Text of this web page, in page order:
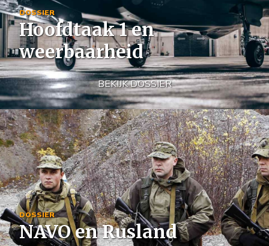
DOSSIER
Hoofdtaak 1 en
weerbaarheid
BEKIJK DOSSIER
Image
DOSSIER
NAVO en Rusland